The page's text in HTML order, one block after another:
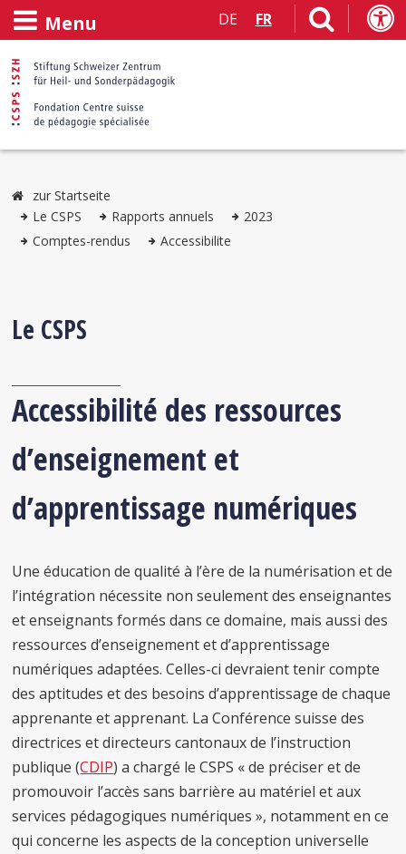
Menu DE FR
zur Startseite
Le CSPS
Rapports annuels
2023
Comptes-rendus
Accessibilite
Le CSPS
Accessibilité des ressources
d’enseignement et
d’apprentissage numériques
Une éducation de qualité à l’ère de la numérisation et de
l’intégration nécessite non seulement des enseignantes
et enseignants formés dans ce domaine, mais aussi des
ressources d’enseignement et d’apprentissage
numériques adaptées. Celles-ci devraient tenir compte
des aptitudes et des besoins d’apprentissage de chaque
apprenante et apprenant. La Conférence suisse des
directrices et directeurs cantonaux de l’instruction
publique (CDIP) a chargé le CSPS « de préciser et de
promouvoir l’accès sans barrière au matériel et aux
services pédagogiques numériques », notamment en ce
qui concerne les aspects de la conception universelle